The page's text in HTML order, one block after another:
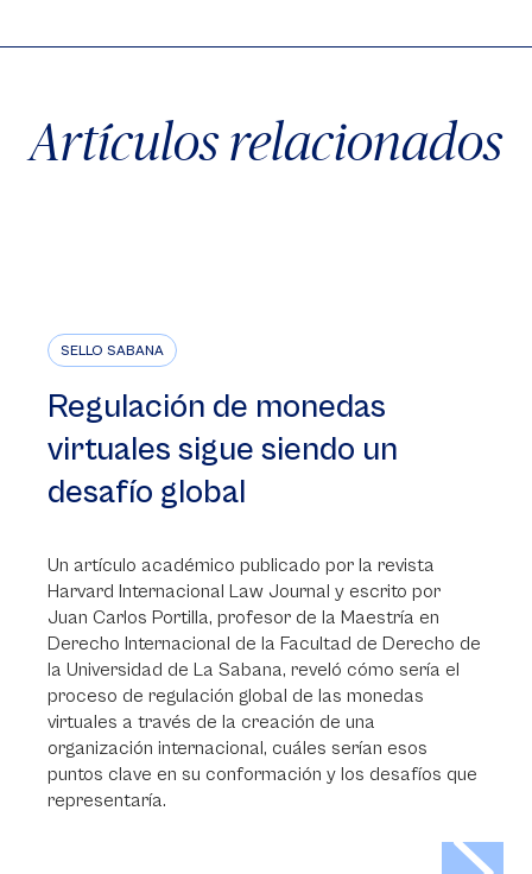
Artículos relacionados
SELLO SABANA
Regulación de monedas
virtuales sigue siendo un
desafío global
Un artículo académico publicado por la revista
Harvard Internacional Law Journal y escrito por
Juan Carlos Portilla, profesor de la Maestría en
Derecho Internacional de la Facultad de Derecho de
la Universidad de La Sabana, reveló cómo sería el
proceso de regulación global de las monedas
virtuales a través de la creación de una
organización internacional, cuáles serían esos
puntos clave en su conformación y los desafíos que
representaría.